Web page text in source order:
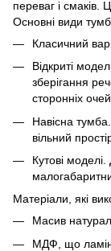
переваг і смаків.
Основні види
Класичний
Відкриті
зберігання
сторонніх
Навісна
вільний
Кутові
Матеріали, які
Масив
МДФ, що